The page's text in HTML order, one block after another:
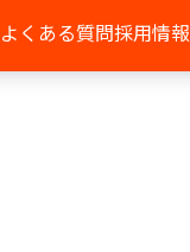
よくある質問採用情報